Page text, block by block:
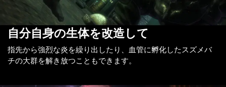
自分自身の生体を改造して
指先から強烈な炎を繰り出したり、血管に孵化したスズメバ
チの大群を解き放つこともできます。